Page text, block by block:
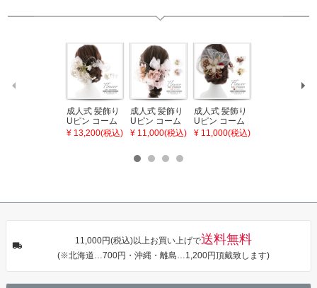
成人式 髪飾り
Uピン コーム
とUピン 4点セ
婚式 着物【メ
¥ 13,200(税込)
成人式 髪飾り
Uピン コーム
とUピン 5点セ
ボン 白・ピン
花髪飾り 成人
式 着物【メー
¥ 11,000(税込)
成人式 髪飾り
Uピン コーム
とUピン 2点セ
飾り お花髪飾
式 結婚式 着物
可】
¥ 11,000(税込)
タン・夜の葉
チューリッ
ワンピース 簡
単着付け 大人
11,000円(税込)以上お買い上げで送料無料
(※北海道…700円・沖縄・離島…1,200円頂戴致します)